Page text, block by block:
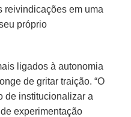
reivindicações em uma
próprio
ligados à autonomia
de gritar traição. “O
de institucionalizar a
experimentação